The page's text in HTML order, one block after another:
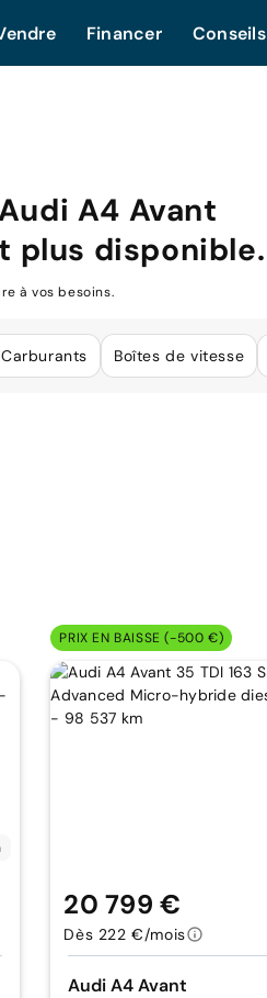
Financer Conseils
A4 Avant
plus disponible.
à vos besoins.
Carburants Boîtes de vitesse
PRIX EN BAISSE (-500 €)
Audi A4 Avant
20 799 €
Dès 222 €/mois